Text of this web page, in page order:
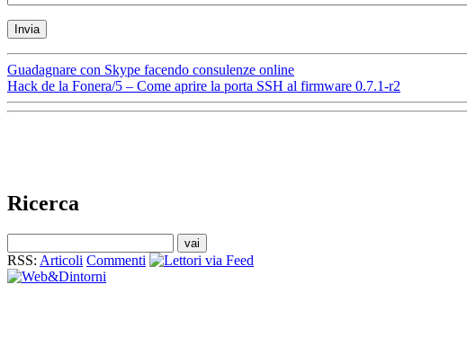
Guadagnare con Skype facendo consulenze online
Hack de la Fonera/5 – Come aprire la porta SSH al firmware 0.7.1-r2
Ricerca
RSS: Articoli Commenti